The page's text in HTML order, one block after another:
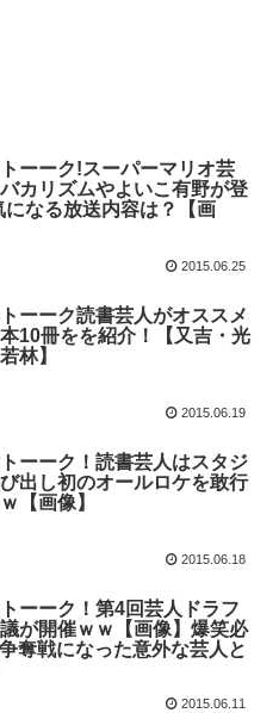
ーーク!スーパーマリオ芸
カリズムやよいこ有野が登
になる放送内容は？【画
2015.06.25
ーーク読書芸人がオススメ
10冊をを紹介！【又吉・光
林】
2015.06.19
ーーク！読書芸人はスタジ
出し初のオールロケを敢行
【画像】
2015.06.18
ーーク！第4回芸人ドラフ
議が開催ｗｗ【画像】爆笑必
奪戦になった意外な芸人と
2015.06.11